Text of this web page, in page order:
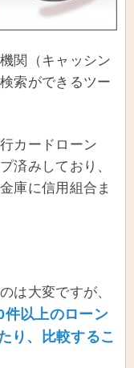
関（キャッシン
索ができるツー
カードローン
済みしており、
庫に信用組合ま
は大変ですが、
件以上のローン
り、比較するこ